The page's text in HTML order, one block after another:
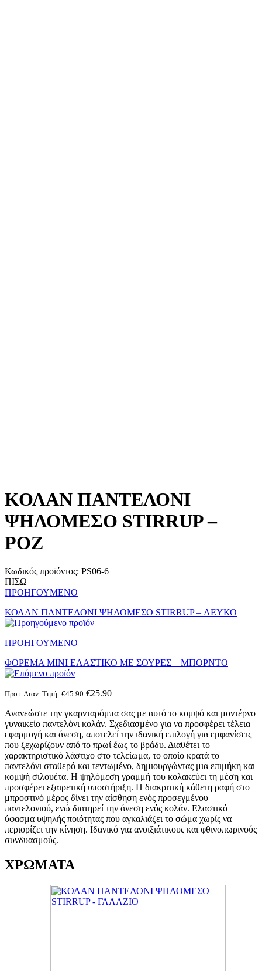
ΚΟΛΑΝ ΠΑΝΤΕΛΟΝΙ
ΨΗΛΟΜΕΣΟ STIRRUP –
ΡΟΖ
Κωδικός προϊόντος: PS06-6
ΠΙΣΩ
ΠΡΟΗΓΟΥΜΕΝΟ
ΚΟΛΑΝ ΠΑΝΤΕΛΟΝΙ ΨΗΛΟΜΕΣΟ STIRRUP – ΛΕΥΚΟ
ΠΡΟΗΓΟΥΜΕΝΟ
ΦΟΡΕΜΑ ΜΙΝΙ ΕΛΑΣΤΙΚΟ ΜΕ ΣΟΥΡΕΣ – ΜΠΟΡΝΤΟ
Προτ. Λιαν. Τιμή: €45.90 €25.90
Ανανεώστε την γκαρνταρόμπα σας με αυτό το κομψό και μοντέρνο
γυναικείο παντελόνι κολάν. Σχεδιασμένο για να προσφέρει τέλεια
εφαρμογή και άνεση, αποτελεί την ιδανική επιλογή για εμφανίσεις
που ξεχωρίζουν από το πρωί έως το βράδυ. Διαθέτει το
χαρακτηριστικό λάστιχο στο τελείωμα, το οποίο κρατά το
παντελόνι σταθερό και τεντωμένο, δημιουργώντας μια επιμήκη και
κομψή σιλουέτα. Η ψηλόμεση γραμμή του κολακεύει τη μέση και
προσφέρει εξαιρετική υποστήριξη. Η διακριτική κάθετη ραφή στο
μπροστινό μέρος δίνει την αίσθηση ενός προσεγμένου
παντελονιού, ενώ διατηρεί την άνεση ενός κολάν. Ελαστικό
ύφασμα υψηλής ποιότητας που αγκαλιάζει το σώμα χωρίς να
περιορίζει την κίνηση. Ιδανικό για ανοιξιάτικους και φθινοπωρινούς
συνδυασμούς.
ΧΡΩΜΑΤΑ